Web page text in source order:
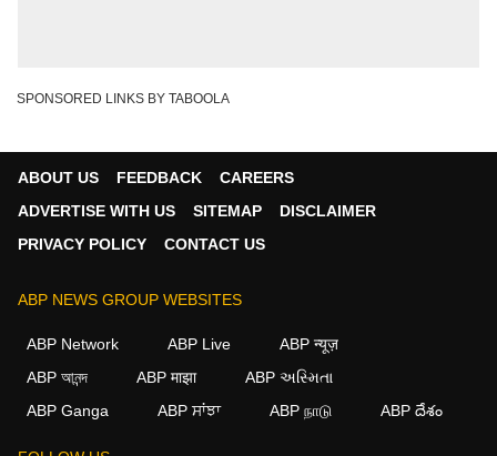
SPONSORED LINKS BY TABOOLA
ABOUT US FEEDBACK
CAREERS
ADVERTISE WITH US
SITEMAP
DISCLAIMER
PRIVACY POLICY
CONTACT US
ABP NEWS GROUP WEBSITES
ABP Network ABP Live
ABP न्यूज़
ABP আনন্দ
ABP माझा
ABP અસ્મિતા
ABP Ganga
ABP ਸਾਂਝਾ ABP நாடு ABP దేశం